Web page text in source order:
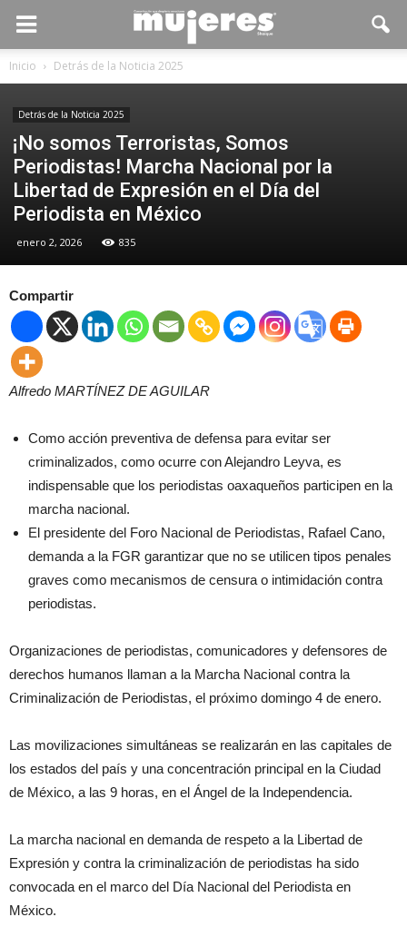
Inicio Detrás de la Noticia 2025
Detrás de la Noticia 2025
¡No somos Terroristas, Somos
Periodistas! Marcha Nacional por la
Libertad de Expresión en el Día del
Periodista en México
enero 2, 2026 835
Compartir
Alfredo MARTÍNEZDE AGUILAR
Como acción preventiva de defensa para evitar ser
criminalizados, como ocurre con Alejandro Leyva, es
indispensable que los periodistas oaxaqueños participen en la
marcha nacional.
El presidente del Foro Nacional de Periodistas, Rafael Cano,
demanda a la FGR garantizar que no se utilicen tipos penales
graves como mecanismos de censura o intimidación contra
periodistas.
Organizaciones de periodistas, comunicadores y defensores de
derechos humanos llaman a la Marcha Nacional contra la
Criminalización de Periodistas, el próximo domingo 4 de enero.
Las movilizaciones simultáneas se realizarán en las capitales de
los estados del país y una concentración principal en la Ciudad
de México, a las 9 horas, en el Ángel de la Independencia.
La marcha nacional en demanda de respeto a la Libertad de
Expresión y contra la criminalización de periodistas ha sido
convocada en el marco del Día Nacional del Periodista en
México.